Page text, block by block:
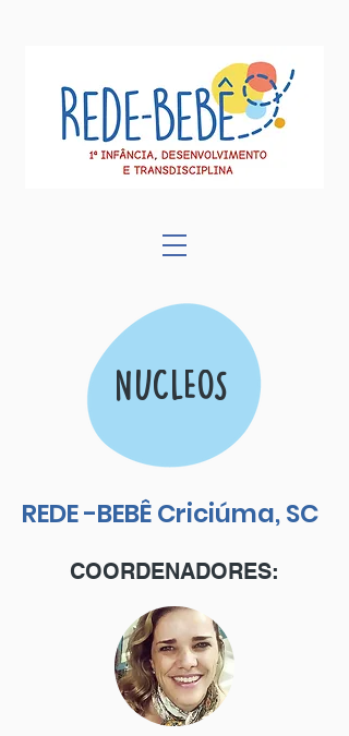
NÚCLEOS
REDE -BEBÊ Criciúma, SC
COORDENADORES: